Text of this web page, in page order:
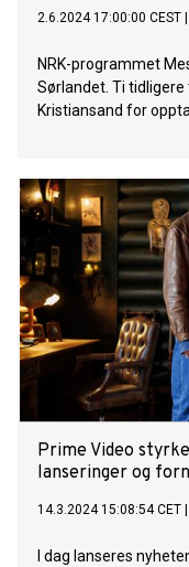
2.6.2024 17:00:00 CEST
NRK-programmet
Sørlandet. Ti
Kristiansand for
Prime Video
lanseringer og
14.3.2024 15:08:54 CET
I dag lanseres